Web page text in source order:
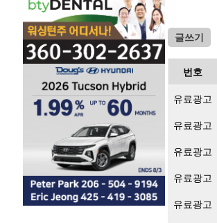
글쓰기
번호
유료광고
유료광고
유료광고
유료광고
유료광고